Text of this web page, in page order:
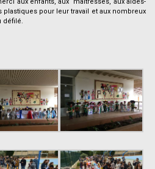
plastiques pour leur travail et aux nombreux
défilé.